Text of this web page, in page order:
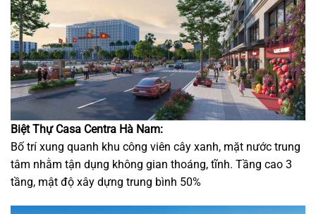
Biệt Thự Casa Centra Hà Nam:
Bố trí xung quanh khu công viên cây xanh, mặt nước trung
tâm nhằm tận dụng không gian thoáng, tĩnh. Tầng cao 3
tầng, mật độ xây dựng trung bình 50%